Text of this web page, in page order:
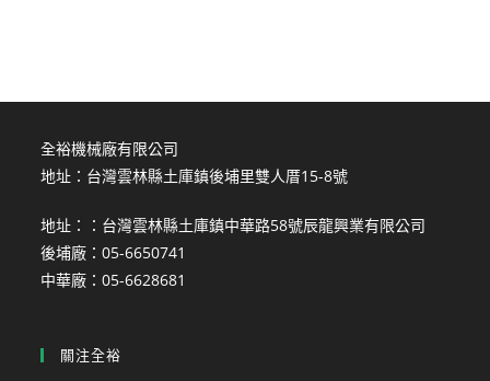
全裕機械廠有限公司
地址：台灣雲林縣土庫鎮後埔里雙人厝15-8號
地址：：台灣雲林縣土庫鎮中華路58號辰龍興業有限公司
後埔廠：05-6650741
中華廠：05-6628681
關注全裕